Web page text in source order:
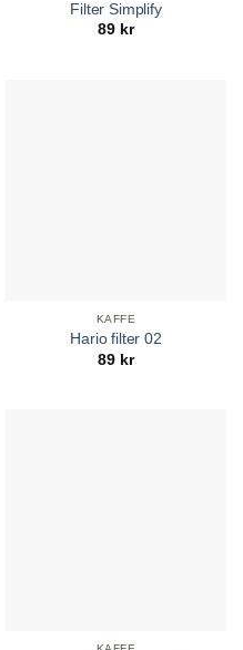
Filter Simplify
89 kr
KAFFE
Hario filter 02
89 kr